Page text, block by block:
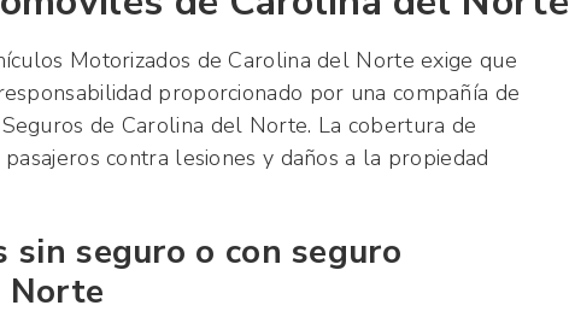
Motorizados de Carolina del Norte exige que
proporcionado por una compañía de
de Carolina del Norte. La cobertura de
contra lesiones y daños a la propiedad
sin seguro o con seguro
Norte